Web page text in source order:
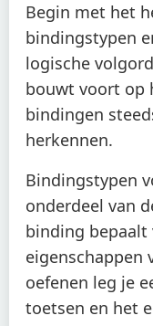
Begin met het
bindingstypen
logische
bouwt voort op
bindingen
herkennen.
Bindingstypen
onderdeel van
binding bepaalt
eigenschappen
oefenen leg je
toetsen en het